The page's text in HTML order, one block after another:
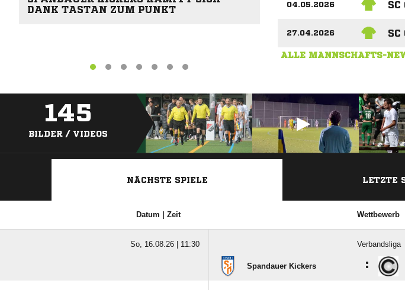
DANK TASTAN ZUM PUNKT
04.05.2026 SC
27.04.2026 SC
ALLE MANNSCHAFTS-
145
BILDER / VIDEOS
NÄCHSTE SPIELE LETZTE
Datum | Zeit Wettbewerb
So, 16.08.26 | 11:30 Verbandsliga
Spandauer Kickers :